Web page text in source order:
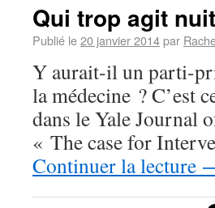
Qui trop agit
Publié le20 janvier 2014par
Y aurait-il un parti-
la médecine ? C’est
dans le Yale Journal
« The case for
Continuer la lecture